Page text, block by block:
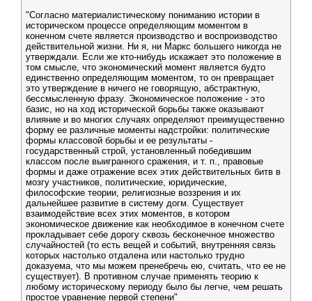
"Согласно материалистическому пониманию истории в
историческом процессе определяющим моментом в
конечном счете является производство и воспроизводство
действительной жизни. Ни я, ни Маркс большего никогда не
утверждали. Если же кто-нибудь искажает это положение в
том смысле, что экономический момент является будто
единственно определяющим моментом, то он превращает
это утверждение в ничего не говорящую, абстрактную,
бессмысленную фразу. Экономическое положение - это
базис, но на ход исторической борьбы также оказывают
влияние и во многих случаях определяют преимущественно
форму ее различные моменты надстройки: политические
формы классовой борьбы и ее результаты -
государственный строй, установленный победившим
классом после выигранного сражения, и т. п., правовые
формы и даже отражение всех этих действительных битв в
мозгу участников, политические, юридические,
философские теории, религиозные воззрения и их
дальнейшее развитие в систему догм. Существует
взаимодействие всех этих моментов, в котором
экономическое движение как необходимое в конечном счете
прокладывает себе дорогу сквозь бесконечное множество
случайностей (то есть вещей и событий, внутренняя связь
которых настолько отдалена или настолько трудно
доказуема, что мы можем пренебречь ею, считать, что ее не
существует). В противном случае применять теорию к
любому историческому периоду было бы легче, чем решать
простое уравнение первой степени"